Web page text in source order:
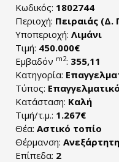
Κωδικός: 1802744
Περιοχή: Πειραιάς (Δ.
Υποπεριοχή: Λιμάνι
Τιμή: 450.000€
Εμβαδόν m2: 355,11
Κατηγορία:
Τύπος:
Κατάσταση: Καλή
Τιμή/τ.μ.: 1.267€
Θέα: Αστικό τοπίο
Θέρμανση:
Επίπεδα: 2